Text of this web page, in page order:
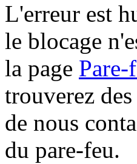
L'erreur est
le blocage
la page Pare-
trouverez
de nous
du pare-feu.